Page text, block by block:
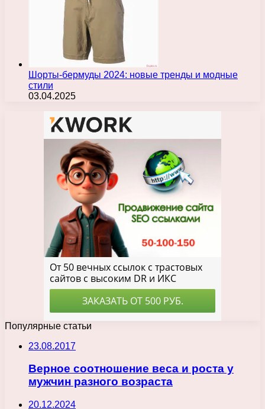
Шорты-бермуды 2024: новые тренды и модные
стили
03.04.2025
Популярные статьи
23.08.2017
Верное соотношение веса и роста у
мужчин разного возраста
20.12.2024